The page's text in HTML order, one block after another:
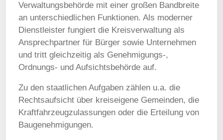
Verwaltungsbehörde mit einer großen Bandbreite
an unterschiedlichen Funktionen. Als moderner
Dienstleister fungiert die Kreisverwaltung als
Ansprechpartner für Bürger sowie Unternehmen
und tritt gleichzeitig als Genehmigungs-,
Ordnungs- und Aufsichtsbehörde auf.
Zu den staatlichen Aufgaben zählen u.a. die
Rechtsaufsicht über kreiseigene Gemeinden, die
Kraftfahrzeugzulassungen oder die Erteilung von
Baugenehmigungen.